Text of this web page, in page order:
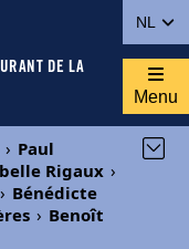
NL
DE LA
Menu
› Paul
Rigaux ›
› Bénédicte
› Benoît